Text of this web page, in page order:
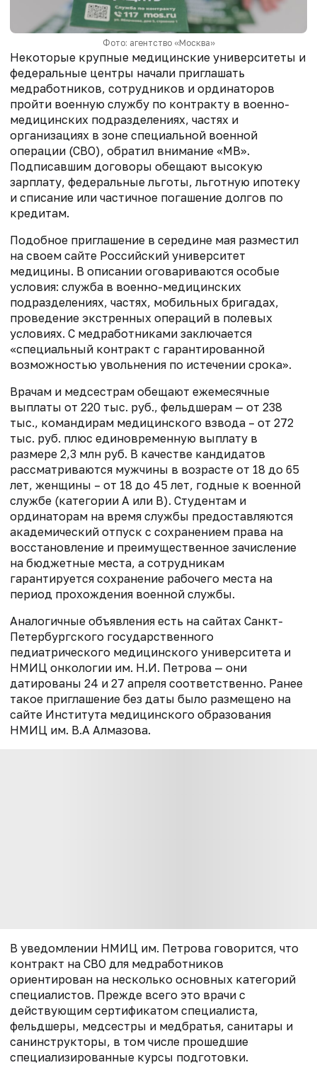
Фото: агентство «Москва»
Некоторые крупные медицинские университеты и
федеральные центры начали приглашать
медработников, сотрудников и ординаторов
пройти военную службу по контракту в военно-
медицинских подразделениях, частях и
организациях в зоне специальной военной
операции (СВО), обратил внимание «МВ».
Подписавшим договоры обещают высокую
зарплату, федеральные льготы, льготную ипотеку
и списание или частичное погашение долгов по
кредитам.
Подобное приглашение в середине мая разместил
на своем сайте Российский университет
медицины. В описании оговариваются особые
условия: служба в военно-медицинских
подразделениях, частях, мобильных бригадах,
проведение экстренных операций в полевых
условиях. С медработниками заключается
«специальный контракт с гарантированной
возможностью увольнения по истечении срока».
Врачам и медсестрам обещают ежемесячные
выплаты от 220 тыс. руб., фельдшерам — от 238
тыс., командирам медицинского взвода – от 272
тыс. руб. плюс единовременную выплату в
размере 2,3 млн руб. В качестве кандидатов
рассматриваются мужчины в возрасте от 18 до 65
лет, женщины – от 18 до 45 лет, годные к военной
службе (категории А или B). Студентам и
ординаторам на время службы предоставляются
академический отпуск с сохранением права на
восстановление и преимущественное зачисление
на бюджетные места, а сотрудникам
гарантируется сохранение рабочего места на
период прохождения военной службы.
Аналогичные объявления есть на сайтах Санкт-
Петербургского государственного
педиатрического медицинского университета и
НМИЦ онкологии им. Н.И. Петрова — они
датированы 24 и 27 апреля соответственно. Ранее
такое приглашение без даты было размещено на
сайте Института медицинского образования
НМИЦ им. В.А Алмазова.
В уведомлении НМИЦ им. Петрова говорится, что
контракт на СВО для медработников
ориентирован на несколько основных категорий
специалистов. Прежде всего это врачи с
действующим сертификатом специалиста,
фельдшеры, медсестры и медбратья, санитары и
санинструкторы, в том числе прошедшие
специализированные курсы подготовки.